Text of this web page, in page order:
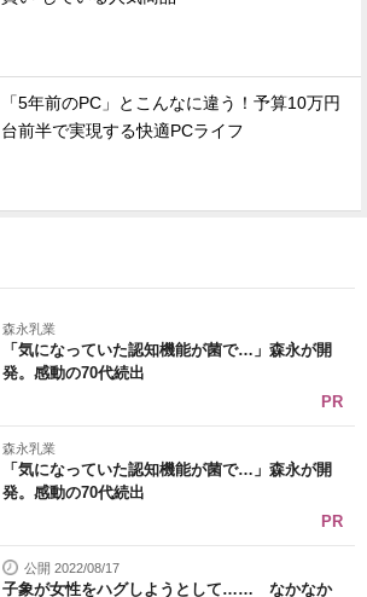
「5年前のPC」とこんなに違う！予算10万円
台前半で実現する快適PCライフ
森永乳業
「気になっていた認知機能が菌で…」森永が開
発。感動の70代続出
PR
森永乳業
「気になっていた認知機能が菌で…」森永が開
発。感動の70代続出
PR
公開 2022/08/17
子象が女性をハグしようとして…… なかなか